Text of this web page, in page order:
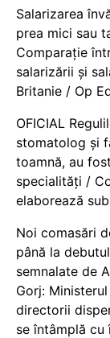
Salarizarea
prea mici sau
Comparație
salarizării și
Britanie / Op
OFICIAL
stomatolog și
toamnă, au
specialități /
elaborează
Noi comasări
până la
semnalate de
Gorj:
directorii
se întâmplă